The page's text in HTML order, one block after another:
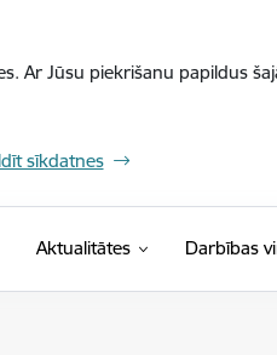
Ar Jūsu piekrišanu papildus
sīkdatnes
Aktualitātes Darbības